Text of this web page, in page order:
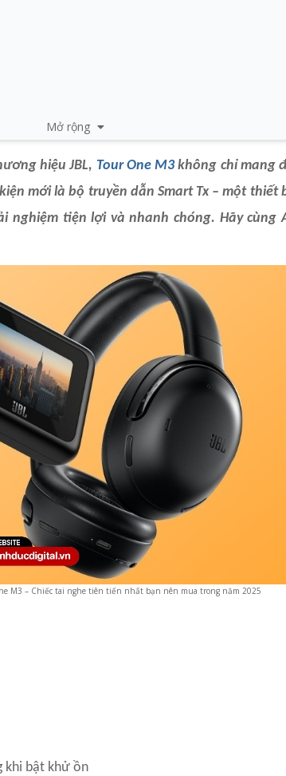
Mở rộng
hiệu JBL, Tour One M3không chỉ mang
mới là bộ truyền dẫn Smart Tx – một thiết
nghiệm tiện lợi và nhanh chóng. Hãy
M3 – Chiếc tai nghe tiên tiến nhất bạn nên mua trong năm 2025
khi bật khử ồn